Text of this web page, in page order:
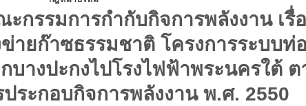
กรรมการกำกับกิจการพลังงาน เรื่
ายก๊าซธรรมชาติ โครงการระบบท่
างปะกงไปโรงไฟฟ้าพระนครใต้
ระกอบกิจการพลังงาน พ.ศ. 2550